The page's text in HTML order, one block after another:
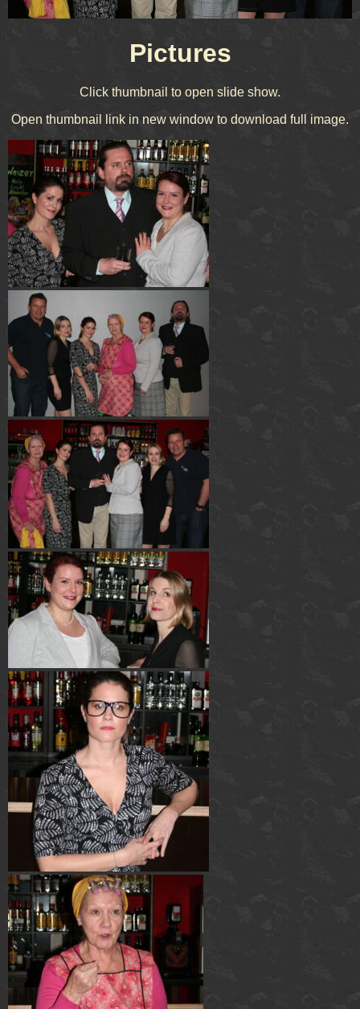
Pictures
Click thumbnail to open slide show.
Open thumbnail link in new window to download full image.